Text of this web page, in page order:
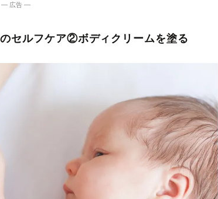
― 広告 ―
セルフケア②ボディクリームを塗る